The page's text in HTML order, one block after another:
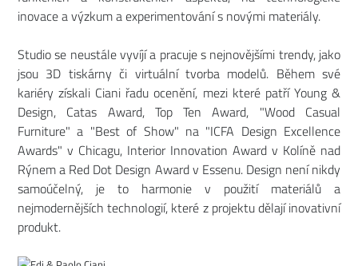
inovace a výzkum a experimentování s novými materiály.
Studio se neustále vyvíjí a pracuje s nejnovějšími trendy, jako
jsou 3D tiskárny či virtuální tvorba modelů. Během své
kariéry získali Ciani řadu ocenění, mezi které patří Young &
Design, Catas Award, Top Ten Award, "Wood Casual
Furniture" a "Best of Show" na "ICFA Design Excellence
Awards" v Chicagu, Interior Innovation Award v Kolíně nad
Rýnem a Red Dot Design Award v Essenu. Design není nikdy
samoúčelný, je to harmonie v použití materiálů a
nejmodernějších technologií, které z projektu dělají inovativní
produkt.